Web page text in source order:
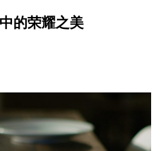
的荣耀之美